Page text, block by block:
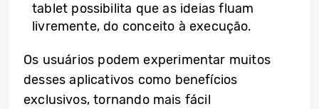
tablet possibilita que as ideias fluam
livremente, do conceito à execução.
Os usuários podem experimentar muitos
desses aplicativos como benefícios
exclusivos, tornando mais fácil